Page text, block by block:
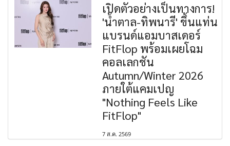
เปิดตัวอย่างเป็นทางการ!
'น้ำตาล-ทิพนารี' ขึ้นแท่น
แบรนด์แอมบาสเดอร์
FitFlop พร้อมเผยโฉม
คอลเลกชัน
Autumn/Winter 2026
ภายใต้แคมเปญ
"Nothing Feels Like
FitFlop"
7 ส.ค. 2569